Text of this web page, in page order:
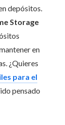
depósitos.
Storage
en
¿Quieres
para el
pensado